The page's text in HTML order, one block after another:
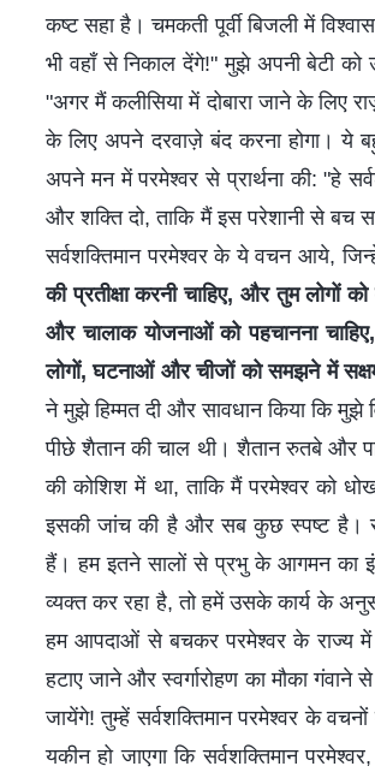
कष्ट सहा है। चमकती पूर्वी बिजली में
भी वहाँ से निकाल देंगे!" मुझे अपनी बेटी
"अगर मैं कलीसिया में दोबारा जाने के लिए
के लिए अपने दरवाज़े बंद करना होगा। ये
अपने मन में परमेश्वर से प्रार्थना की: "हे
और शक्ति दो, ताकि मैं इस परेशानी से
सर्वशक्तिमान परमेश्वर के ये वचन आये,
की प्रतीक्षा करनी चाहिए, और तुम लोगों
और चालाक योजनाओं को पहचानना
लोगों, घटनाओं और चीजों को समझने में सक्षम
ने मुझे हिम्मत दी और सावधान किया कि
पीछे शैतान की चाल थी। शैतान रुतबे और
की कोशिश में था, ताकि मैं परमेश्वर को
इसकी जांच की है और सब कुछ स्पष्ट है।
हैं। हम इतने सालों से प्रभु के आगमन का
व्यक्त कर रहा है, तो हमें उसके कार्य के
हम आपदाओं से बचकर परमेश्वर के राज्य में
हटाए जाने और स्वर्गारोहण का मौका
जायेंगे! तुम्हें सर्वशक्तिमान परमेश्वर के
यकीन हो जाएगा कि सर्वशक्तिमान